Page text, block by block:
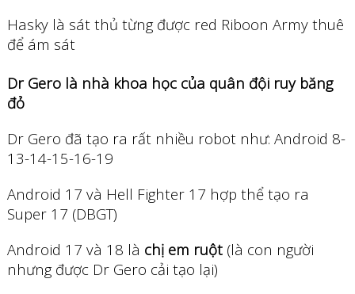
Hasky là sát thủ từng được red Riboon Army thuê
để ám sát
Dr Gero là nhà khoa học của quân đội ruy băng
đỏ
Dr Gero đã tạo ra rất nhiều robot như: Android 8-
13-14-15-16-19
Android 17 và Hell Fighter 17 hợp thể tạo ra
Super 17 (DBGT)
Android 17 và 18 là chị em ruột(là con người
nhưng được Dr Gero cải tạo lại)